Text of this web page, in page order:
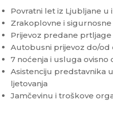
Povratni let iz Ljubljane u
Zrakoplovne i
Prijevoz predane
Autobusni prijevoz do/od
7 noćenja i usluga
Asistenciju predstavnika
ljetovanja
Jamčevinu i troškove